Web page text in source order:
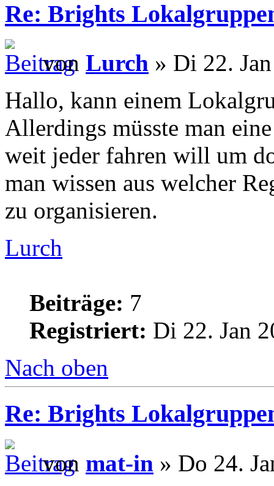
Re: Brights
von Lurch » Di 22.
Hallo, kann einem
Allerdings müsste man
weit jeder fahren will um
man wissen aus welcher
zu organisieren.
Lurch
Beiträge: 7
Registriert: Di 22. Jan
Nach oben
Re: Brights
von mat-in » Do 24.